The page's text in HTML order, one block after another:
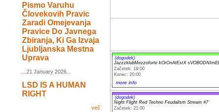
Pismo Varuhu
Človekovih Pravic
Zaradi Omejevanja
Pravice Do Javnega
Zbiranja, Ki Ga Izvaja
Ljubljanska Mestna
Uprava
...21 January 2026...
LSD IS A HUMAN
RIGHT
več
(dogodek)
JazzzklubMezzoforte kOrOnAtEstX
Začetek: 19:00
Konec: 20:00
more info
(dogodek)
Night Flight Red Techno Feudalism Stream #7
Začetek: 21:00